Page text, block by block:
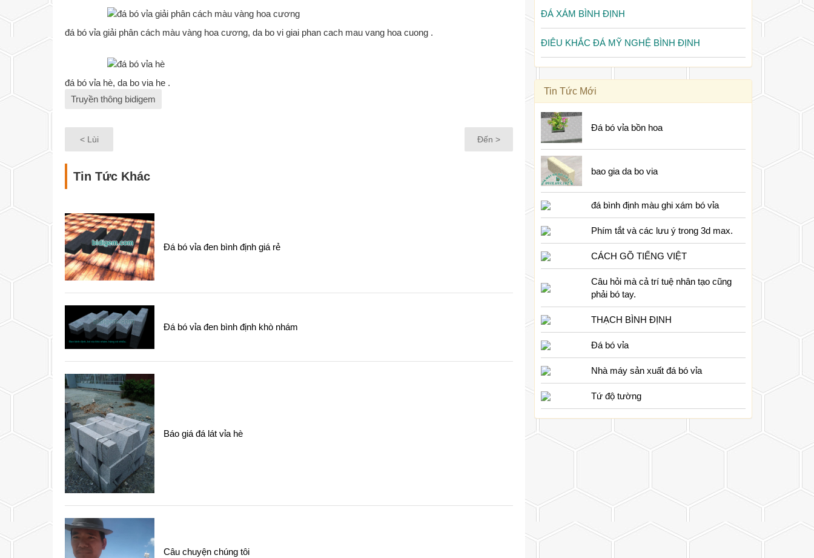
đá bó vỉa giải phân cách màu vàng hoa cương, da bo vi giai phan cach mau vang hoa cuong .
đá bó vỉa hè, da bo via he .
Truyền thông bidigem
< Lùi Đến >
Tin Tức Khác
Đá bó vỉa đen bình định giá rẻ
Đá bó vỉa đen bình định khò nhám
Báo giá đá lát vỉa hè
Câu chuyện chúng tôi
ĐÁ XÁM BÌNH ĐỊNH
ĐIÊU KHẮC ĐÁ MỸ NGHỆ BÌNH ĐỊNH
Tin Tức Mới
Đá bó vỉa bồn hoa
bao gia da bo via
đá bình định màu ghi xám bó vỉa
Phím tắt và các lưu ý trong 3d max.
CÁCH GÕ TIẾNG VIỆT
Câu hỏi mà cả trí tuệ nhân tạo cũng
phải bó tay.
THẠCH BÌNH ĐỊNH
Đá bó vỉa
Nhà máy sản xuất đá bó vỉa
Tứ độ tường